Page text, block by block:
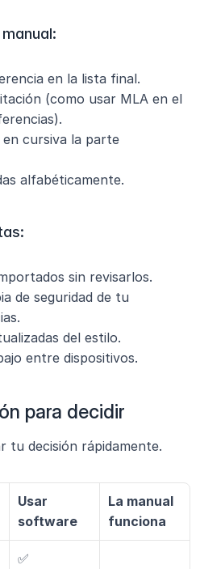
en la lista final.
(como usar MLA en el
cursiva la parte
alfabéticamente.
sin revisarlos.
de seguridad de tu
del estilo.
entre dispositivos.
para decidir
tu decisión rápidamente.
Usar
software
La manual
funciona
✅